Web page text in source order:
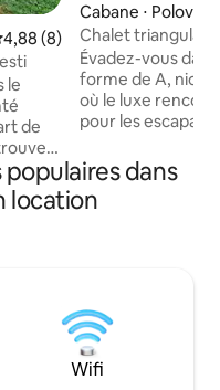
moyenne sur la
4,88 (8)
le
-
feu de
Cabane ⋅
Chalet
jardin et barbecue
Évadez-vous
forme de A,
où le luxe
pour les
environnement
privé, un coin
gazebo, un foyer
Réservez votre
maintenant et
vie en montagne
dans
location
Wifi